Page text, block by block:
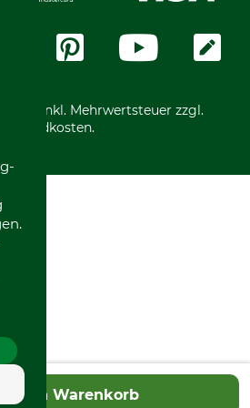
In den Warenkorb
und inkl. Mehrwertsteuer zzgl.
Versandkosten.